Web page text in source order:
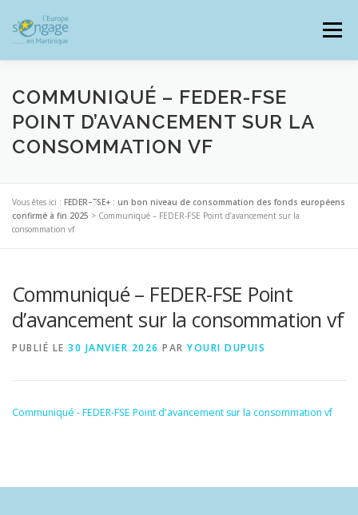
contenu
Menu
PROGRAMMES J’AI UN PROJET
JE SUIS BÉNÉFICIAIRE
SIGNALER UNE FRAUDE
COMMUNIQUÉ – FEDER-FSE
POINT D’AVANCEMENT SUR LA
CONSOMMATION VF
Vous êtes ici : FEDER–FSE+ : un bon niveau de consommation des fonds européens
confirmé à fin 2025 > Communiqué – FEDER-FSE Point d’avancement sur la
consommation vf
Communiqué – FEDER-FSE Point
d’avancement sur la consommation vf
PUBLIÉ LE 30 JANVIER 2026 PAR YOURI DUPUIS
Communiqué - FEDER-FSE Point d'avancement sur la consommation vf